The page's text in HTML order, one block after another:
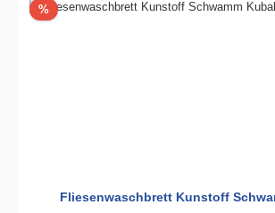
%Rabatt
Fliesenwaschbrett Kunstoff